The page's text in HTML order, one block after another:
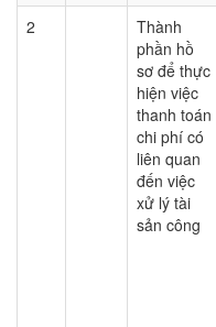
2
Thành
phần hồ
sơ để thực
hiện việc
thanh toán
chi phí có
liên quan
đến việc
xử lý tài
sản công